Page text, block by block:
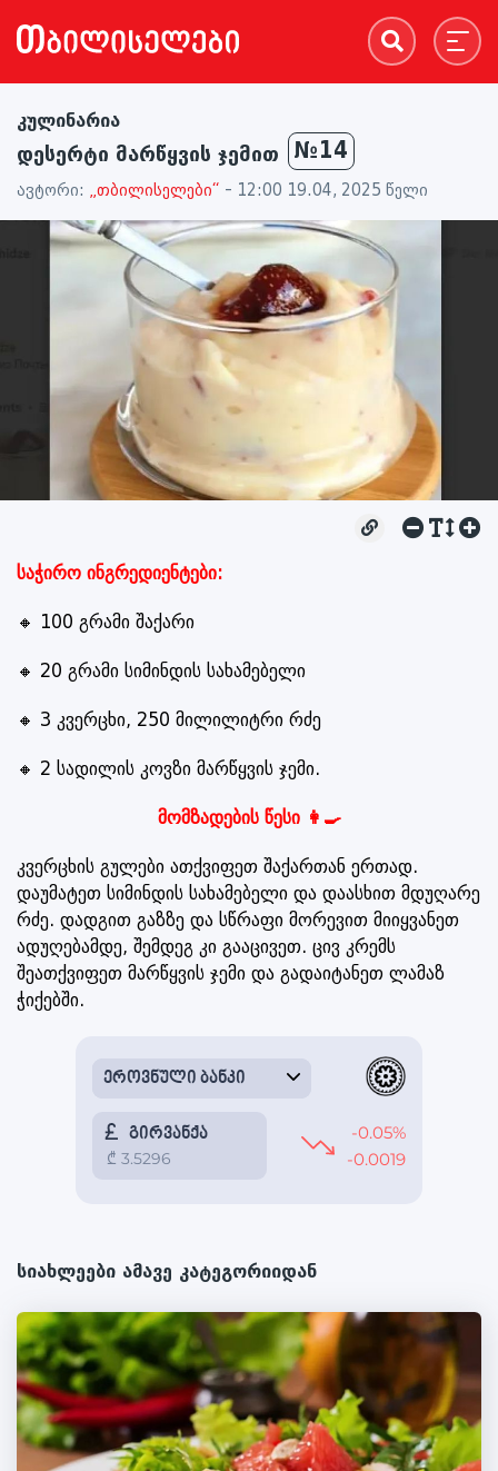
კულინარია
დესერტი მარწყვის ჯემით №14
ავტორი: „თბილისელები“ - 12:00 19.04, 2025 წელი
საჭირო ინგრედიენტები:
🔸 100 გრამი შაქარი
🔸 20 გრამი სიმინდის სახამებელი
🔸 3 კვერცხი, 250 მილილიტრი რძე
🔸 2 სადილის კოვზი მარწყვის ჯემი.
მომზადების წესი 👩‍🍳
კვერცხის გულები ათქვიფეთ შაქართან ერთად.
დაუმატეთ სიმინდის სახამებელი და დაასხით მდუღარე
რძე. დადგით გაზზე და სწრაფი მორევით მიიყვანეთ
ადუღებამდე, შემდეგ კი გააცივეთ. ცივ კრემს
შეათქვიფეთ მარწყვის ჯემი და გადაიტანეთ ლამაზ
ჭიქებში.
სიახლეები ამავე კატეგორიიდან